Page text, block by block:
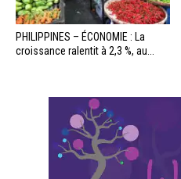
PHILIPPINES – ÉCONOMIE : La
croissance ralentit à 2,3 %, au...